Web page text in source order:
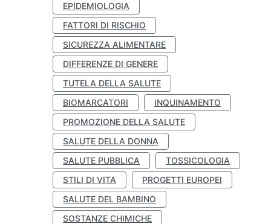
EPIDEMIOLOGIA
FATTORI DI RISCHIO
SICUREZZA ALIMENTARE
DIFFERENZE DI GENERE
TUTELA DELLA SALUTE
BIOMARCATORI
INQUINAMENTO
PROMOZIONE DELLA SALUTE
SALUTE DELLA DONNA
SALUTE PUBBLICA
TOSSICOLOGIA
STILI DI VITA
PROGETTI EUROPEI
SALUTE DEL BAMBINO
SOSTANZE CHIMICHE